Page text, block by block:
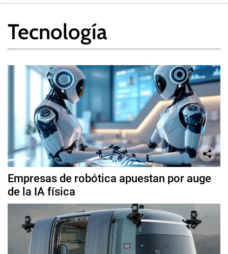
Tecnología
Empresas de robótica apuestan por auge
de la IA física